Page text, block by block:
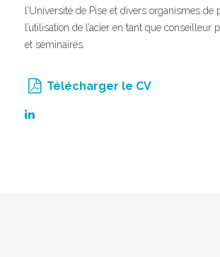
l’Université de Pise et divers organismes de
l’utilisation de l’acier en tant que conseilleur
et séminaires.
Télécharger le CV